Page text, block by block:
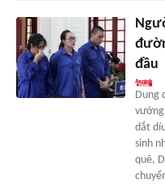
đầu
Dung
dắt
sinh
quê,